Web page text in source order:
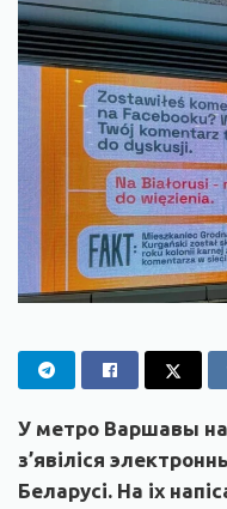
У метро Варшавы на
з’явіліся
Беларусі. На іх